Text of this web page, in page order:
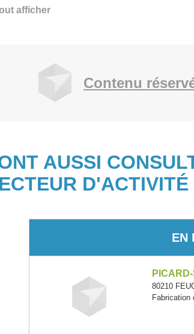
afficher
Contenu
AUSSI
D'ACTIVITÉ
EN
80210
Fabrication